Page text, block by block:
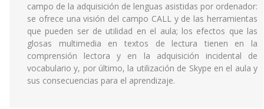
campo de la adquisición de lenguas asistidas por ordenador:
se ofrece una visión del campo CALL y de las herramientas
que pueden ser de utilidad en el aula; los efectos que las
glosas multimedia en textos de lectura tienen en la
comprensión lectora y en la adquisición incidental de
vocabulario y, por último, la utilización de Skype en el aula y
sus consecuencias para el aprendizaje.